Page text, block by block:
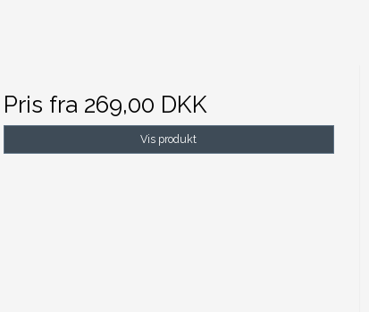
Pris fra 269,00 DKK
Vis produkt